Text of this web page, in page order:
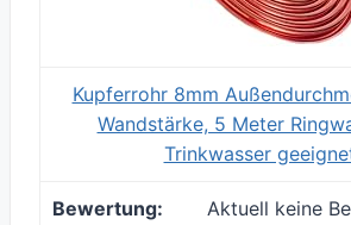
Kupferrohr 8mm
Wandstärke, 5 Meter
Trinkwasser
Aktuell keine